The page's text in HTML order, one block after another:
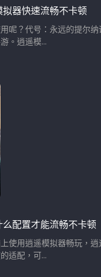
器快速流畅不卡顿
呢？代号：永远的提尔
。逍遥模...
配置才能流畅不卡顿
使用逍遥模拟器畅玩，
适配，可...